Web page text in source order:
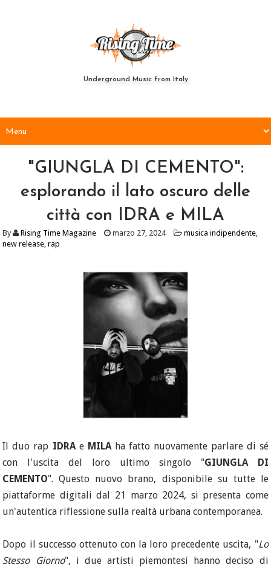
Underground Music from Italy
"GIUNGLA DI CEMENTO":
esplorando il lato oscuro delle
città con IDRA e MILA
By Rising Time Magazine marzo 27, 2024 musica indipendente,
new release,rap
Il duo rap IDRAe MILAha fatto nuovamente parlare di sé
con l'uscita del loro ultimo singolo "GIUNGLA DI
CEMENTO". Questo nuovo brano, disponibile su tutte le
piattaforme digitali dal 21 marzo 2024, si presenta come
un'autentica riflessione sulla realtà urbana contemporanea.
Dopo il successo ottenuto con la loro precedente uscita, "Lo
Stesso Giorno", i due artisti piemontesi hanno deciso di